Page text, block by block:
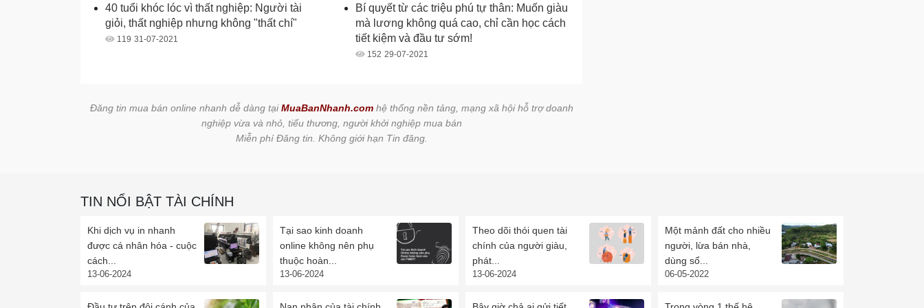
40 tuổi khóc lóc vì thất nghiệp: Người tài
giỏi, thất nghiệp nhưng không "thất chí"
119 31-07-2021
Bí quyết từ các triệu phú tự thân: Muốn giàu
mà lương không quá cao, chỉ cần học cách
tiết kiệm và đầu tư sớm!
152 29-07-2021
Đăng tin mua bán online nhanh dễ dàng tạiMuaBanNhanh.comhệ thống nền tảng, mạng xã hội hỗ trợ doanh
nghiệp vừa và nhỏ, tiểu thương, người khởi nghiệp mua bán
Miễn phí Đăng tin. Không giới hạn Tin đăng.
TIN NỔI BẬT TÀI CHÍNH
Khi dịch vụ in nhanh
được cá nhân hóa - cuộc
cách...
13-06-2024
Tại sao kinh doanh
online không nên phụ
thuộc hoàn...
13-06-2024
Theo dõi thói quen tài
chính của người giàu,
phát...
13-06-2024
Một mảnh đất cho nhiều
người, lừa bán nhà,
dùng sổ...
06-05-2022